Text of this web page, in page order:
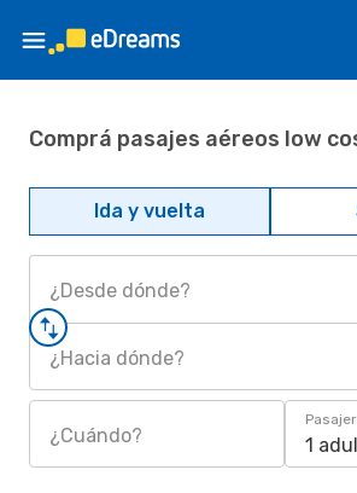
Comprá pasajes aéreos low
Ida y vuelta
¿Desde dónde?
¿Hacia dónde?
¿Cuándo? 1